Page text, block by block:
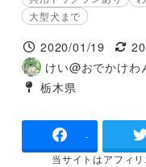
大型犬まで
投稿日
2020/01/19
更新
著
者
けい@おでかけわ
タグ
栃木県
-
当サイトはアフィ